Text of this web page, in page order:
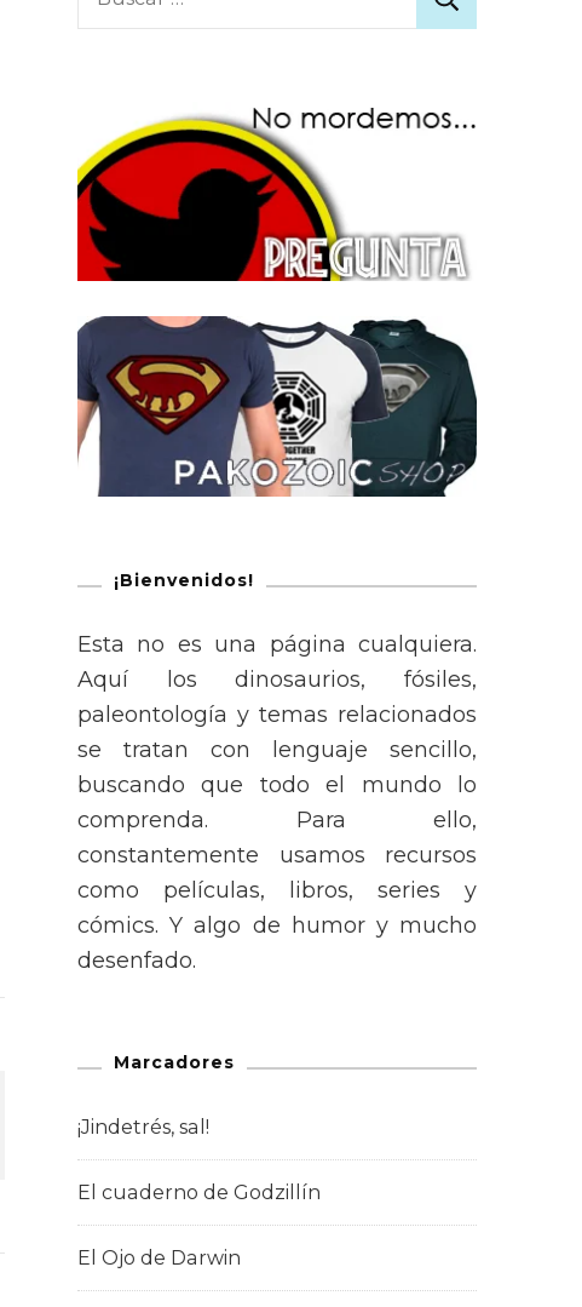
¡Bienvenidos!
Esta no es una página cualquiera.
Aquí los dinosaurios, fósiles,
paleontología y temas relacionados
se tratan con lenguaje sencillo,
buscando que todo el mundo lo
comprenda. Para ello,
constantemente usamos recursos
como películas, libros, series y
cómics. Y algo de humor y mucho
desenfado.
Marcadores
¡Jindetrés, sal!
El cuaderno de Godzillín
El Ojo de Darwin